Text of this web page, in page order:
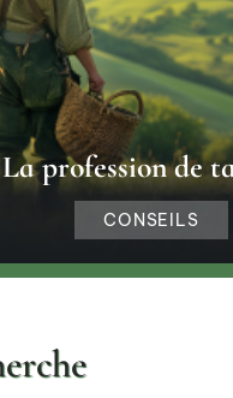
La profession de
CONSEILS